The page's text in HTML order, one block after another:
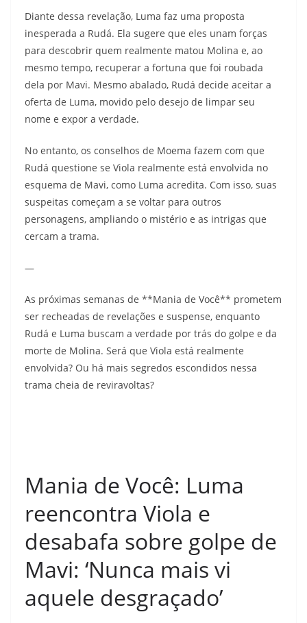
Diante dessa revelação, Luma faz uma proposta
inesperada a Rudá. Ela sugere que eles unam forças
para descobrir quem realmente matou Molina e, ao
mesmo tempo, recuperar a fortuna que foi roubada
dela por Mavi. Mesmo abalado, Rudá decide aceitar a
oferta de Luma, movido pelo desejo de limpar seu
nome e expor a verdade.
No entanto, os conselhos de Moema fazem com que
Rudá questione se Viola realmente está envolvida no
esquema de Mavi, como Luma acredita. Com isso, suas
suspeitas começam a se voltar para outros
personagens, ampliando o mistério e as intrigas que
cercam a trama.
—
As próximas semanas de **Mania de Você** prometem
ser recheadas de revelações e suspense, enquanto
Rudá e Luma buscam a verdade por trás do golpe e da
morte de Molina. Será que Viola está realmente
envolvida? Ou há mais segredos escondidos nessa
trama cheia de reviravoltas?
Mania de Você: Luma
reencontra Viola e
desabafa sobre golpe de
Mavi: ‘Nunca mais vi
aquele desgraçado’